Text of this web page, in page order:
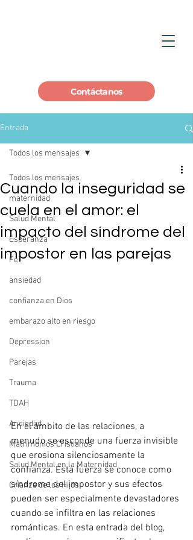
Contáctanos
Entrada
Todos los mensajes
maternidad
Salud Mental
Esperanza
Fe
ansiedad
confianza en Dios
embarazo alto en riesgo
Depression
Parejas
Trauma
TDAH
Ansiedad
Matrimonios Cristianos
Salud Mental en la Maternidad
Crianza de los Hijos
Todos los mensajes
Cuando la inseguridad se
cuela en el amor: el
impacto del síndrome del
impostor en las parejas
En el ámbito de las relaciones, a
menudo se esconde una fuerza invisible
que erosiona silenciosamente la
confianza. Esta fuerza se conoce como
síndrome del impostor y sus efectos
pueden ser especialmente devastadores
cuando se infiltra en las relaciones
románticas. En esta entrada del blog,